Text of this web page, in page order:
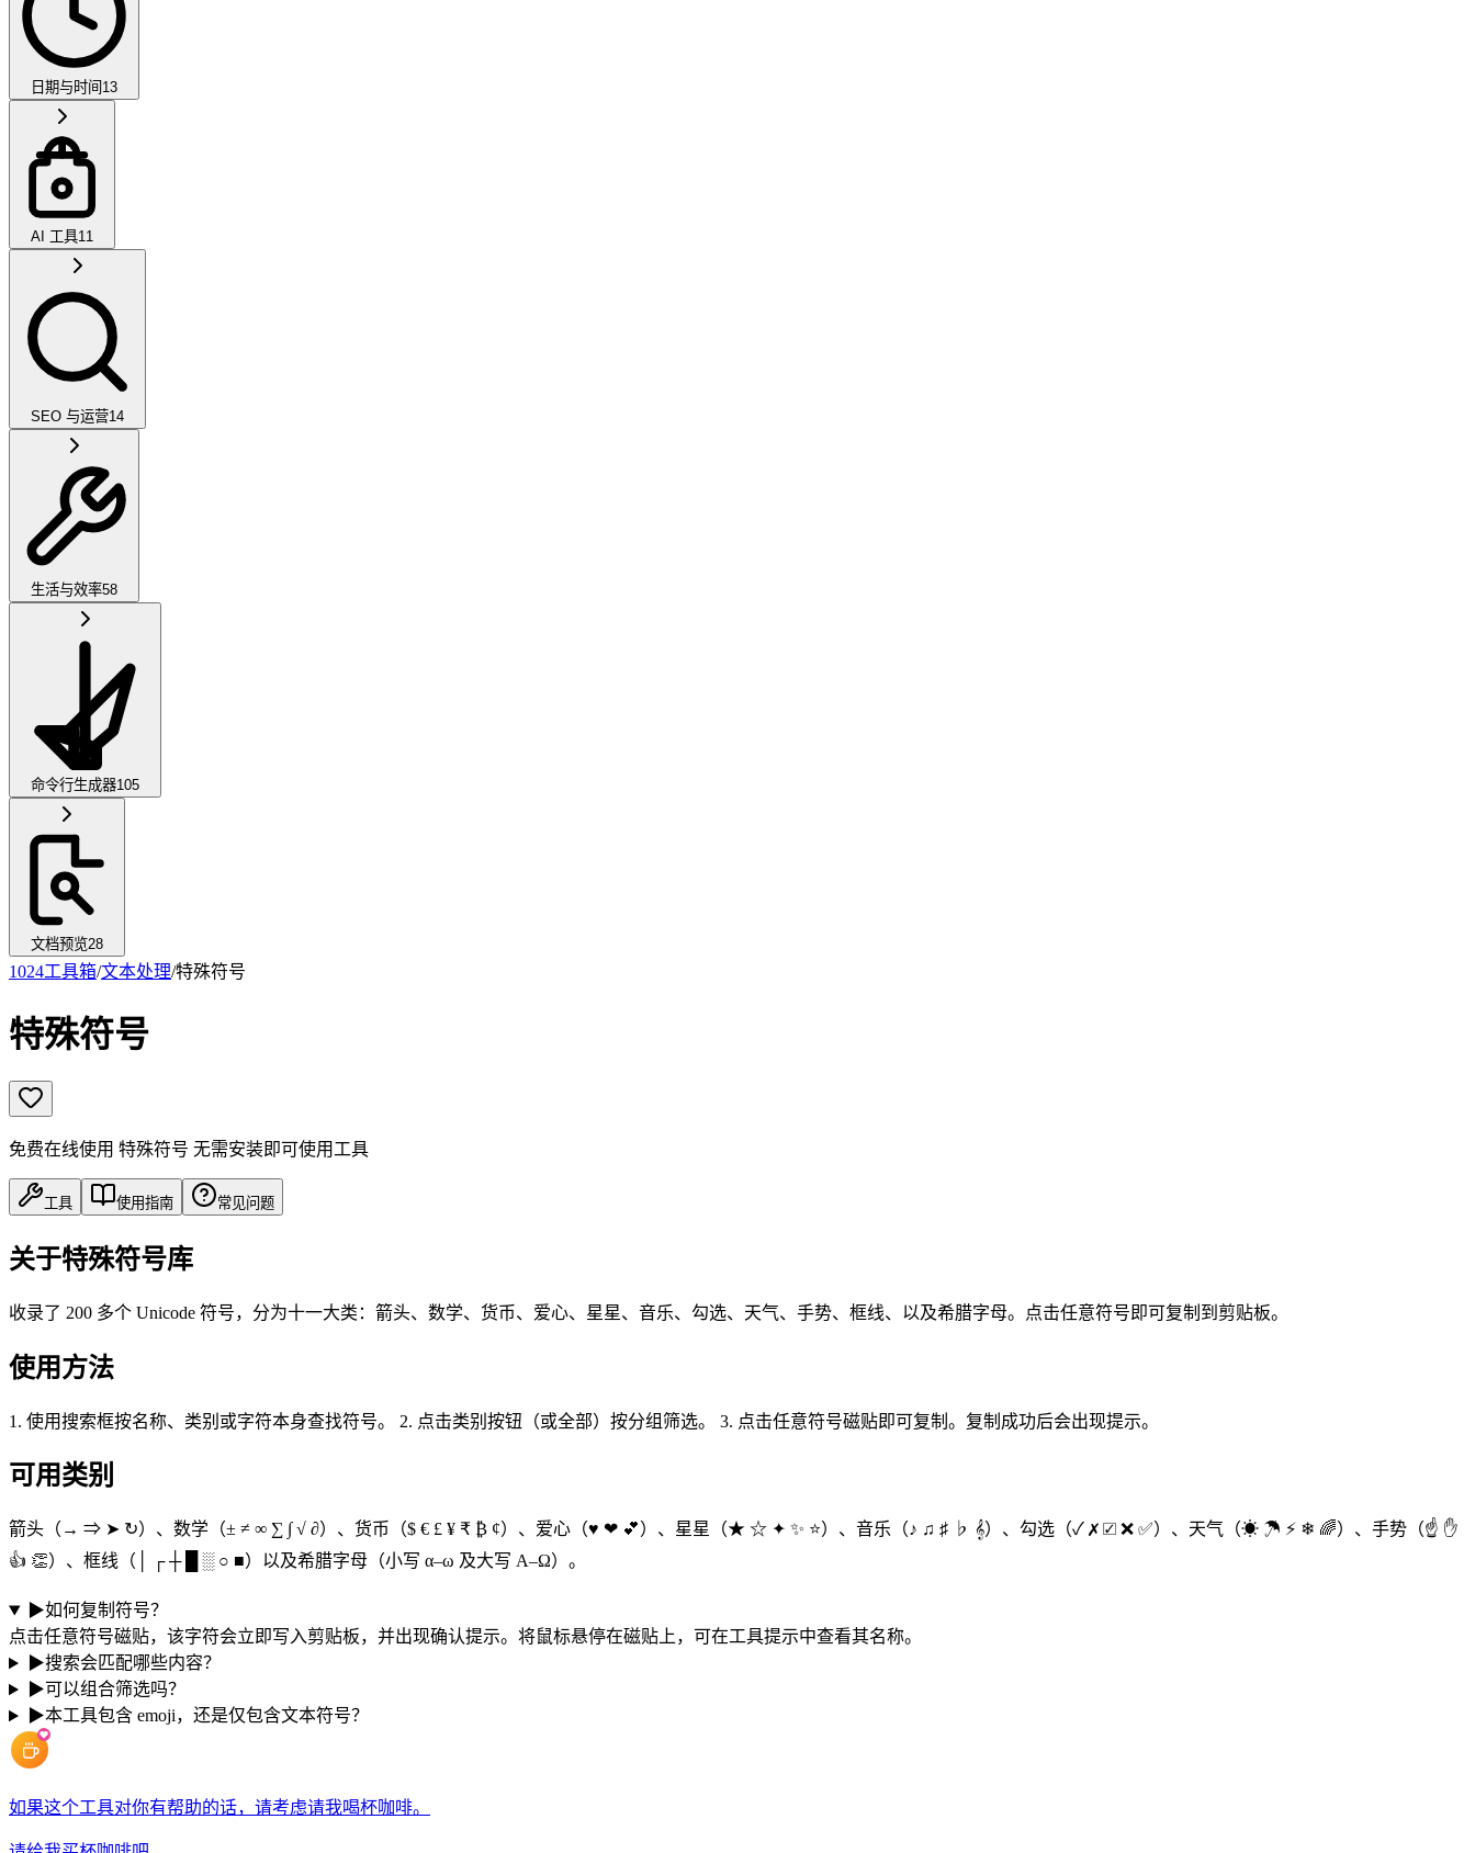
日期与时间 13
AI 工具11
SEO 与运营14
生活与效率58
命令行生成器105
文档预览28
1024工具箱/文本处理/特殊符号
特殊符号
免费在线使用 特殊符号 无需安装即可使用工具
工具 使用指南 常见问题
关于特殊符号库
收录了 200 多个 Unicode 符号，分为十一大类：箭头、数学、货币、爱心、星星、音乐、勾选、天气、手势、框线、以及希腊字母。点击任意符号即可复制到剪贴板。
使用方法
1. 使用搜索框按名称、类别或字符本身查找符号。 2. 点击类别按钮（或全部）按分组筛选。 3. 点击任意符号磁贴即可复制。复制成功后会出现提示。
可用类别
箭头（→ ⇒ ➤ ↻）、数学（± ≠ ∞ ∑ ∫ √ ∂）、货币（$ € £ ¥ ₹ ₿ ¢）、爱心（♥ ❤ 💕）、星星（★ ☆ ✦ ✨ ⭐）、音乐（♪ ♫ ♯ ♭ 𝄞）、勾选（✓ ✗ ☑ ❌ ✅）、天气（☀ ☂ ⚡ ❄ 🌈）、手势（☝ ✋
👍 👏）、框线（│ ┌ ┼ █ ░ ○ ■）以及希腊字母（小写 α–ω 及大写 Α–Ω）。
▶如何复制符号？
点击任意符号磁贴，该字符会立即写入剪贴板，并出现确认提示。将鼠标悬停在磁贴上，可在工具提示中查看其名称。
▶搜索会匹配哪些内容？
▶可以组合筛选吗？
▶本工具包含 emoji，还是仅包含文本符号？
如果这个工具对你有帮助的话，请考虑请我喝杯咖啡。